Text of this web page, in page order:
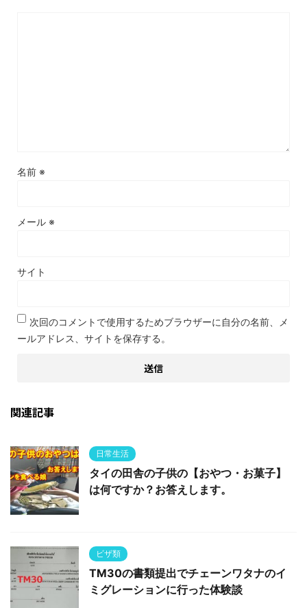
名前 ※
メール ※
サイト
次回のコメントで使用するためブラウザーに自分の名前、メ
ールアドレス、サイトを保存する。
関連記事
日常生活
タイの田舎の子供の【おやつ・お菓子】
は何ですか？お答えします。
ビザ類
TM30の書類提出でチェーンワタナのイ
ミグレーションに行った体験談